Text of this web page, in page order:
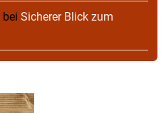
bei Sicherer Blick zum